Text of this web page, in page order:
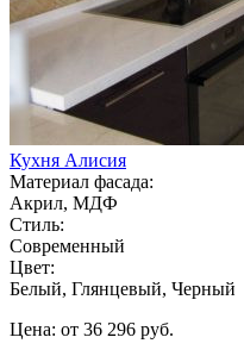
Кухня Алисия
Материал фасада:
Акрил, МДФ
Стиль:
Современный
Цвет:
Белый, Глянцевый, Черный
Цена: от 36 296 руб.